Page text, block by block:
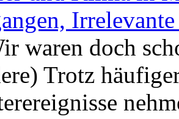
waren doch
Trotz